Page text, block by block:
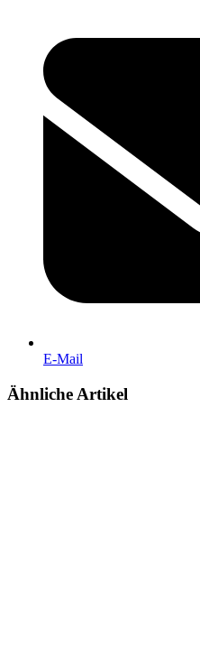
E-Mail
Ähnliche Artikel